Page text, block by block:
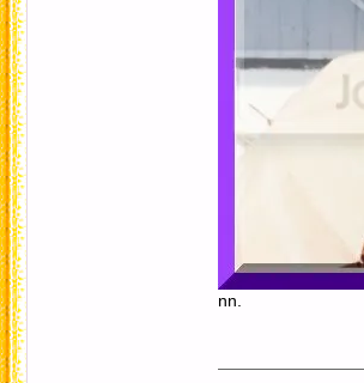
nn.